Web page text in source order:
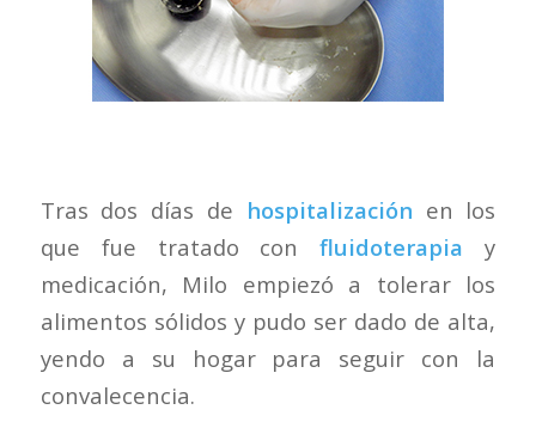
Tras dos días de hospitalización en los
que fue tratado con fluidoterapia y
medicación, Milo empiezó a tolerar los
alimentos sólidos y pudo ser dado de alta,
yendo a su hogar para seguir con la
convalecencia.